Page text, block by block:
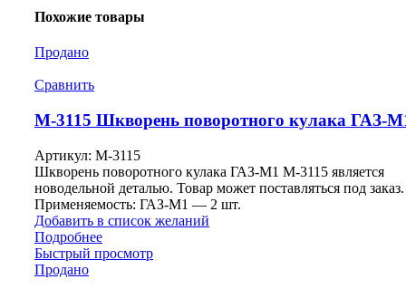
Похожие товары
Продано
Сравнить
М-3115 Шкворень поворотного кулака ГАЗ-
Артикул: М-3115
Шкворень поворотного кулака ГАЗ-М1 М-3115 является
новодельной деталью. Товар может поставляться под заказ.
Применяемость: ГАЗ-М1 — 2 шт.
Добавить в список желаний
Подробнее
Быстрый просмотр
Продано